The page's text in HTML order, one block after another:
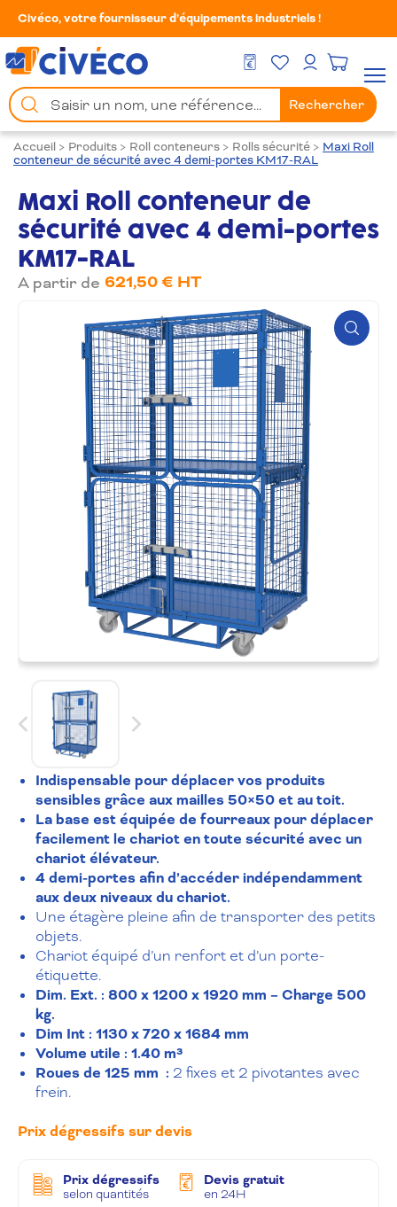
Civéco, votre fournisseur d’équipements industriels !
DEVIS GRATUIT
Mes FavorisMon compte
Chercher
un
produit
Rechercher
Accueil > Produits > Roll conteneurs > Rolls sécurité > Maxi Roll
conteneur de sécurité avec 4 demi-portes KM17-RAL
Maxi Roll conteneur de
sécurité avec 4 demi-portes
KM17-RAL
A partir de 621,50 € HT
Zoom
Indispensable pour déplacer vos produits
sensibles grâce aux mailles 50×50 et au toit.
La base est équipée de fourreaux pour déplacer
facilement le chariot en toute sécurité avec un
chariot élévateur.
4 demi-portes afin d’accéder indépendamment
aux deux niveaux du chariot.
Une étagère pleine afin de transporter des petits
objets.
Chariot équipé d’un renfort et d’un porte-
étiquette.
Dim. Ext. : 800 x 1200 x 1920 mm – Charge 500
kg.
Dim Int : 1130 x 720 x 1684 mm
Volume utile : 1.40 m³
Roues de 125 mm : 2 fixes et 2 pivotantes avec
frein.
Prix dégressifs sur devis
Prix dégressifs
selon quantités
Devis gratuit
en 24H